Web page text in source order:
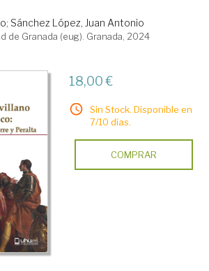
; Sánchez López, Juan Antonio
de Granada (eug). Granada, 2024
18,00 €
Sin Stock. Disponible en
7/10 días.
COMPRAR